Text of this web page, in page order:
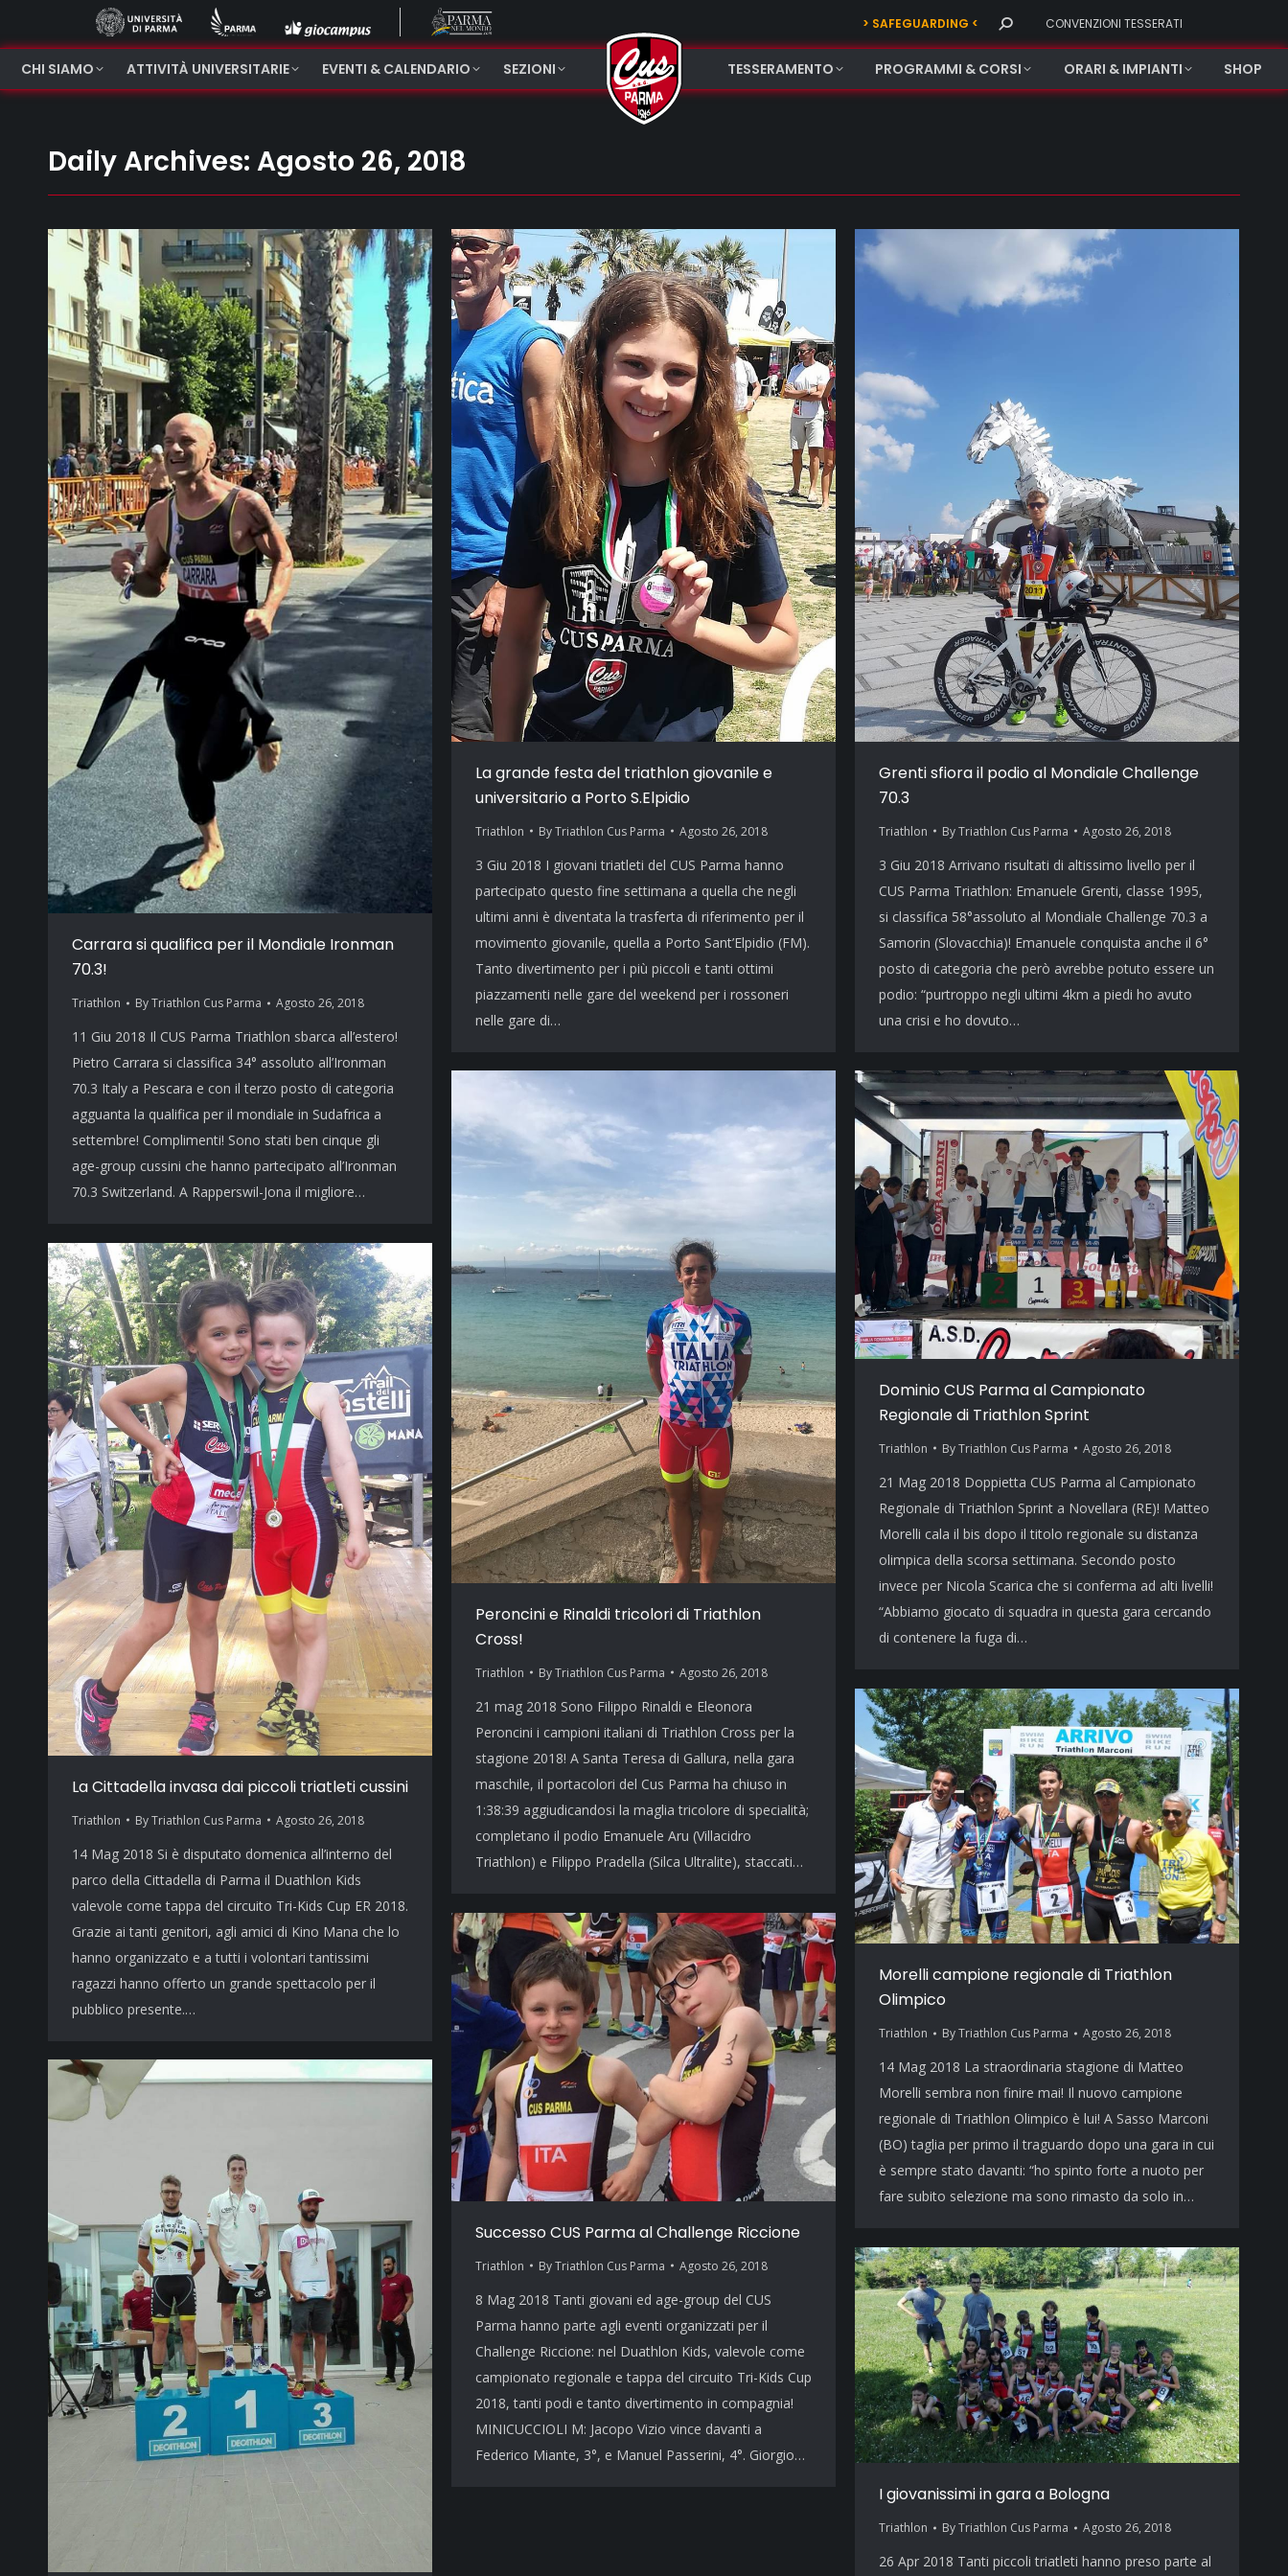
> SAFEGUARDING < Search: CONVENZIONI TESSERATI
CHI SIAMO ATTIVITÀ UNIVERSITARIE EVENTI & CALENDARIO SEZIONI TESSERAMENTO PROGRAMMI & CORSI ORARI & IMPIANTI SHOP
Daily Archives: Agosto 26, 2018
Carrara si qualifica per il Mondiale Ironman
70.3!
Triathlon ByTriathlon Cus Parma Agosto 26, 2018
11 Giu 2018 Il CUS Parma Triathlon sbarca all’estero!
Pietro Carrara si classifica 34° assoluto all’Ironman
70.3 Italy a Pescara e con il terzo posto di categoria
agguanta la qualifica per il mondiale in Sudafrica a
settembre! Complimenti! Sono stati ben cinque gli
age-group cussini che hanno partecipato all’Ironman
70.3 Switzerland. A Rapperswil-Jona il migliore…
La grande festa del triathlon giovanile e
universitario a Porto S.Elpidio
Triathlon ByTriathlon Cus Parma Agosto 26, 2018
3 Giu 2018 I giovani triatleti del CUS Parma hanno
partecipato questo fine settimana a quella che negli
ultimi anni è diventata la trasferta di riferimento per il
movimento giovanile, quella a Porto Sant’Elpidio (FM).
Tanto divertimento per i più piccoli e tanti ottimi
piazzamenti nelle gare del weekend per i rossoneri
nelle gare di…
Grenti sfiora il podio al Mondiale Challenge
70.3
Triathlon ByTriathlon Cus Parma Agosto 26, 2018
3 Giu 2018 Arrivano risultati di altissimo livello per il
CUS Parma Triathlon: Emanuele Grenti, classe 1995,
si classifica 58°assoluto al Mondiale Challenge 70.3 a
Samorin (Slovacchia)! Emanuele conquista anche il 6°
posto di categoria che però avrebbe potuto essere un
podio: “purtroppo negli ultimi 4km a piedi ho avuto
una crisi e ho dovuto…
Peroncini e Rinaldi tricolori di Triathlon
Cross!
Triathlon ByTriathlon Cus Parma Agosto 26, 2018
21 mag 2018 Sono Filippo Rinaldi e Eleonora
Peroncini i campioni italiani di Triathlon Cross per la
stagione 2018! A Santa Teresa di Gallura, nella gara
maschile, il portacolori del Cus Parma ha chiuso in
1:38:39 aggiudicandosi la maglia tricolore di specialità;
completano il podio Emanuele Aru (Villacidro
Triathlon) e Filippo Pradella (Silca Ultralite), staccati…
Dominio CUS Parma al Campionato
Regionale di Triathlon Sprint
Triathlon ByTriathlon Cus Parma Agosto 26, 2018
21 Mag 2018 Doppietta CUS Parma al Campionato
Regionale di Triathlon Sprint a Novellara (RE)! Matteo
Morelli cala il bis dopo il titolo regionale su distanza
olimpica della scorsa settimana. Secondo posto
invece per Nicola Scarica che si conferma ad alti livelli!
“Abbiamo giocato di squadra in questa gara cercando
di contenere la fuga di…
La Cittadella invasa dai piccoli triatleti cussini
Triathlon ByTriathlon Cus Parma Agosto 26, 2018
14 Mag 2018 Si è disputato domenica all’interno del
parco della Cittadella di Parma il Duathlon Kids
valevole come tappa del circuito Tri-Kids Cup ER 2018.
Grazie ai tanti genitori, agli amici di Kino Mana che lo
hanno organizzato e a tutti i volontari tantissimi
ragazzi hanno offerto un grande spettacolo per il
pubblico presente.…
Morelli campione regionale di Triathlon
Olimpico
Triathlon ByTriathlon Cus Parma Agosto 26, 2018
14 Mag 2018 La straordinaria stagione di Matteo
Morelli sembra non finire mai! Il nuovo campione
regionale di Triathlon Olimpico è lui! A Sasso Marconi
(BO) taglia per primo il traguardo dopo una gara in cui
è sempre stato davanti: “ho spinto forte a nuoto per
fare subito selezione ma sono rimasto da solo in…
Successo CUS Parma al Challenge Riccione
Triathlon ByTriathlon Cus Parma Agosto 26, 2018
8 Mag 2018 Tanti giovani ed age-group del CUS
Parma hanno parte agli eventi organizzati per il
Challenge Riccione: nel Duathlon Kids, valevole come
campionato regionale e tappa del circuito Tri-Kids Cup
2018, tanti podi e tanto divertimento in compagnia!
MINICUCCIOLI M: Jacopo Vizio vince davanti a
Federico Miante, 3°, e Manuel Passerini, 4°. Giorgio…
I giovanissimi in gara a Bologna
Triathlon ByTriathlon Cus Parma Agosto 26, 2018
26 Apr 2018 Tanti piccoli triatleti hanno preso parte al